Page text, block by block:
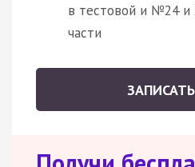
в тестовой и №24 и
части